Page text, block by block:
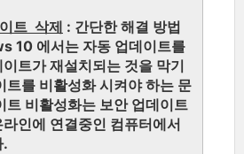
트 삭제 : 간단한 해결 방법
10 에서는 자동 업데이트를
트가 재설치되는 것을 막기
트를 비활성화 시켜야 하는 문
트 비활성화는 보안 업데이트
인에 연결중인 컴퓨터에서
.